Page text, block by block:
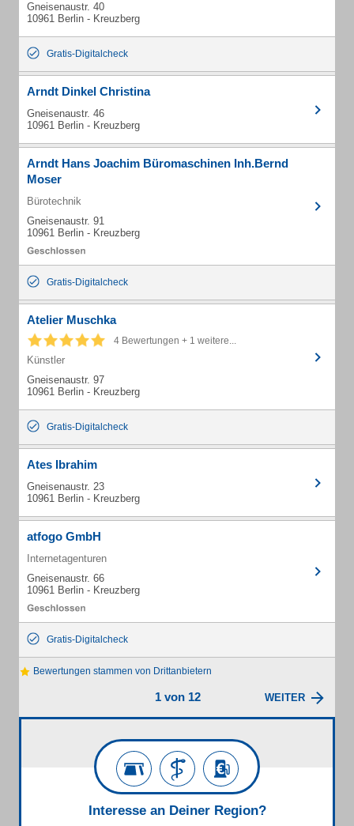
Gneisenaustr. 40
10961 Berlin - Kreuzberg
Gratis-Digitalcheck
Arndt Dinkel Christina
Gneisenaustr. 46
10961 Berlin - Kreuzberg
Arndt Hans Joachim Büromaschinen Inh.Bernd
Moser
Bürotechnik
Gneisenaustr. 91
10961 Berlin - Kreuzberg
Gratis-Digitalcheck
Atelier Muschka
4 Bewertungen + 1 weitere...
Künstler
Gneisenaustr. 97
10961 Berlin - Kreuzberg
Gratis-Digitalcheck
Ates Ibrahim
Gneisenaustr. 23
10961 Berlin - Kreuzberg
atfogo GmbH
Internetagenturen
Gneisenaustr. 66
10961 Berlin - Kreuzberg
Gratis-Digitalcheck
Bewertungen stammen von Drittanbietern
1 von 12 WEITER
Interesse an Deiner Region?